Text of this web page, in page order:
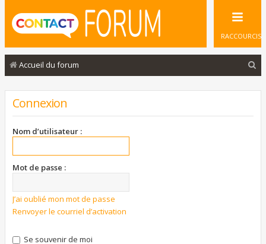
RACCOURCIS
Accueil du forum
Connexion
Nom d’utilisateur :
Mot de passe :
J’ai oublié mon mot de passe
Renvoyer le courriel d’activation
Se souvenir de moi